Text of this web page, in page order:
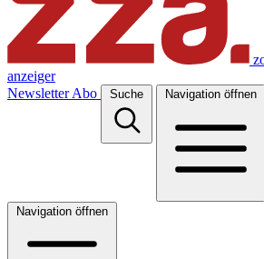
anzeiger
Newsletter Abo Suche Navigation öffnen
Navigation öffnen